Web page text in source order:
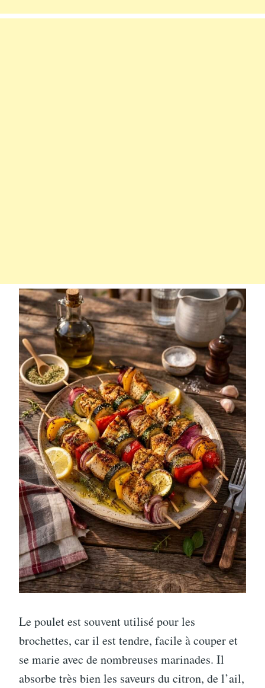
Le poulet est souvent utilisé pour les
brochettes, car il est tendre, facile à couper et
se marie avec de nombreuses marinades. Il
absorbe très bien les saveurs du citron, de l’ail,